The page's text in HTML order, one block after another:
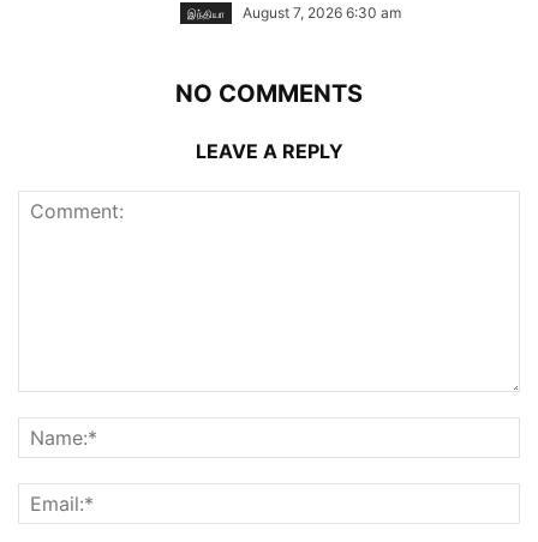
இந்தியா August 7, 2026 6:30 am
NO COMMENTS
LEAVE A REPLY